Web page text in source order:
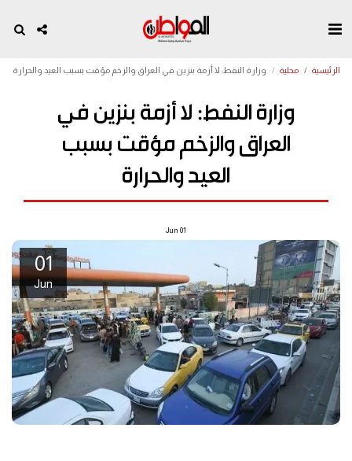
الرئيسية محلية وزارة النفط: لا أزمة بنزين في العراق والزخم مؤقت بسبب العيد والحرارة
وزارة النفط: لا أزمة بنزين في
العراق والزخم مؤقت بسبب
العيد والحرارة
01
Jun
01
Jun